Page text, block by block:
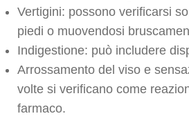
Vertigini: possono verificarsi
piedi o muovendosi
Indigestione: può includere
Arrossamento del viso e
volte si verificano come
farmaco.